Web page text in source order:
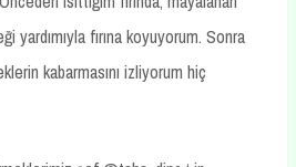
yardımıyla fırına koyuyorum. Sonra
kabarmasını izliyorum hiç